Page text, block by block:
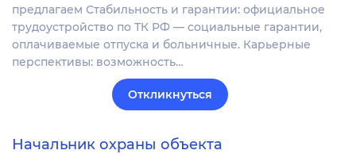
предлагаем Стабильность и гарантии: официальное
трудоустройство по ТК РФ — социальные гарантии,
оплачиваемые отпуска и больничные. Карьерные
перспективы: возможность…
Откликнуться
Начальник охраны объекта